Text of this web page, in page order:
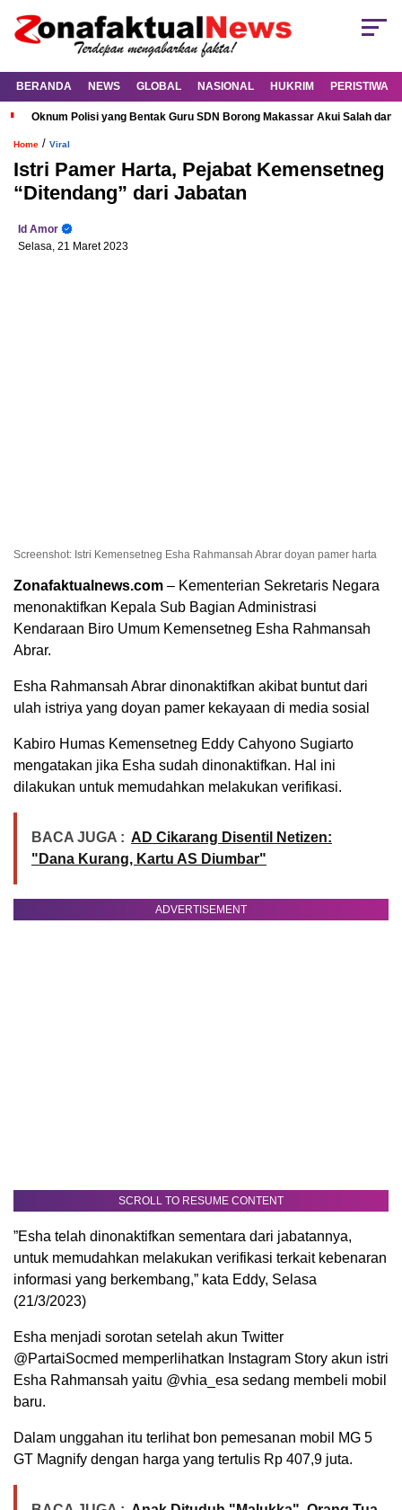
BERANDA NEWS GLOBAL NASIONAL HUKRIM PERISTIWA
Oknum Polisi yang Bentak Guru SDN Borong Makassar Akui Salah dan
Home / Viral
Istri Pamer Harta, Pejabat Kemensetneg
“Ditendang” dari Jabatan
Id Amor
Selasa, 21 Maret 2023
Screenshot: Istri Kemensetneg Esha Rahmansah Abrar doyan pamer harta
Zonafaktualnews.com – Kementerian Sekretaris Negara
menonaktifkan Kepala Sub Bagian Administrasi
Kendaraan Biro Umum Kemensetneg Esha Rahmansah
Abrar.
Esha Rahmansah Abrar dinonaktifkan akibat buntut dari
ulah istriya yang doyan pamer kekayaan di media sosial
Kabiro Humas Kemensetneg Eddy Cahyono Sugiarto
mengatakan jika Esha sudah dinonaktifkan. Hal ini
dilakukan untuk memudahkan melakukan verifikasi.
BACA JUGA : AD Cikarang Disentil Netizen:
"Dana Kurang, Kartu AS Diumbar"
ADVERTISEMENT
SCROLL TO RESUME CONTENT
”Esha telah dinonaktifkan sementara dari jabatannya,
untuk memudahkan melakukan verifikasi terkait kebenaran
informasi yang berkembang,” kata Eddy, Selasa
(21/3/2023)
Esha menjadi sorotan setelah akun Twitter
@PartaiSocmed memperlihatkan Instagram Story akun istri
Esha Rahmansah yaitu @vhia_esa sedang membeli mobil
baru.
Dalam unggahan itu terlihat bon pemesanan mobil MG 5
GT Magnify dengan harga yang tertulis Rp 407,9 juta.